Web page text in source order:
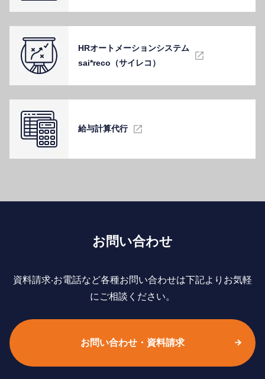
HRオートメーションシステム
sai*reco（サイレコ）
給与計算代⾏
お問い合わせ
資料請求‧お電話など各種お問い合わせは下記よりお気軽
にご相談ください。
お問い合わせ・資料請求